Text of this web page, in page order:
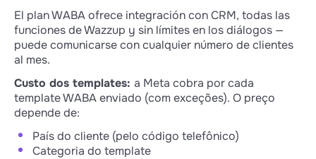
El plan WABA ofrece integración con CRM, todas las
funciones de Wazzup y sin límites en los diálogos —
puede comunicarse con cualquier número de clientes
al mes.
Custo dos templates: a Meta cobra por cada
template WABA enviado (com exceções). O preço
depende de:
País do cliente (pelo código telefônico)
Categoria do template